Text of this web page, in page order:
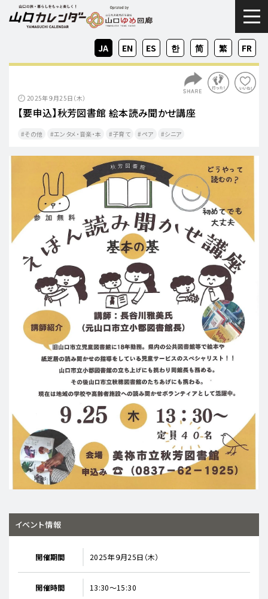
ZH-
CN
ZH-
TW
EN FR
JA KO
ES
2025年９月25日（木）
【要申込】秋芳図書館 絵本読み聞かせ講座
その他 エンタメ・音楽・本 子育て ペア シニア
イベント情報
開催期間 2025年９月25日（木）
開催時間 13:30～15:30